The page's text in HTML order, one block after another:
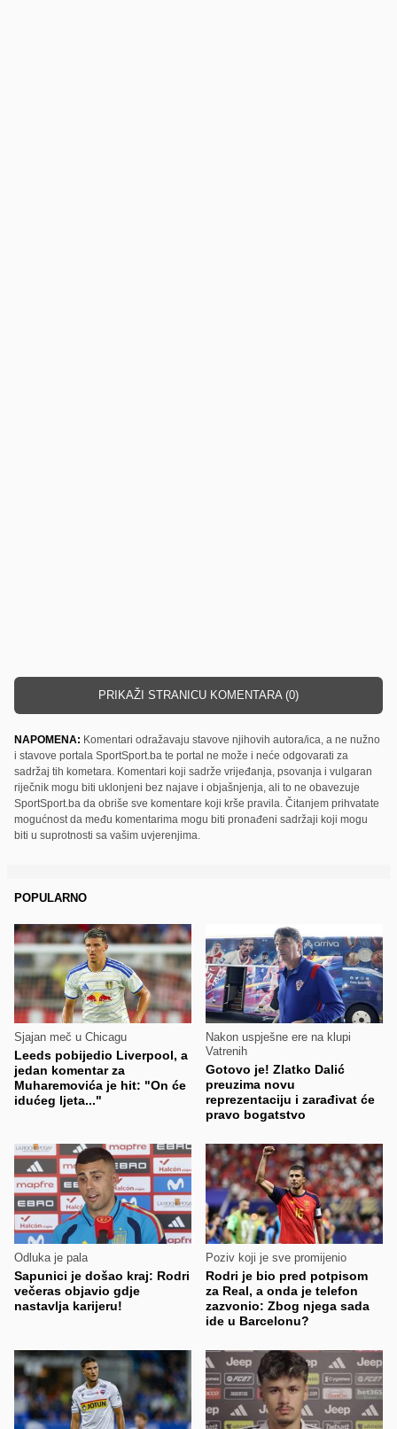
PRIKAŽI STRANICU KOMENTARA (0)
NAPOMENA: Komentari odražavaju stavove njihovih autora/ica, a ne nužno
i stavove portala SportSport.ba te portal ne može i neće odgovarati za
sadržaj tih kometara. Komentari koji sadrže vrijeđanja, psovanja i vulgaran
riječnik mogu biti uklonjeni bez najave i objašnjenja, ali to ne obavezuje
SportSport.ba da obriše sve komentare koji krše pravila. Čitanjem prihvatate
mogućnost da među komentarima mogu biti pronađeni sadržaji koji mogu
biti u suprotnosti sa vašim uvjerenjima.
POPULARNO
Sjajan meč u Chicagu
Leeds pobijedio Liverpool, a
jedan komentar za
Muharemovića je hit: "On će
idućeg ljeta..."
Nakon uspješne ere na klupi
Vatrenih
Gotovo je! Zlatko Dalić
preuzima novu
reprezentaciju i zarađivat će
pravo bogatstvo
Odluka je pala
Sapunici je došao kraj: Rodri
večeras objavio gdje
nastavlja karijeru!
Poziv koji je sve promijenio
Rodri je bio pred potpisom
za Real, a onda je telefon
zazvonio: Zbog njega sada
ide u Barcelonu?